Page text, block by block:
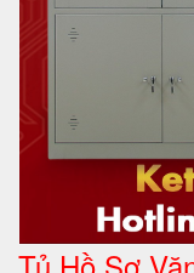
Tủ Hồ Sơ